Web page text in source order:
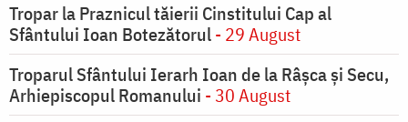
Tropar la Praznicul tăierii Cinstitului Cap al
Sfântului Ioan Botezătorul- 29 August
Troparul Sfântului Ierarh Ioan de la Râşca şi Secu,
Arhiepiscopul Romanului - 30 August